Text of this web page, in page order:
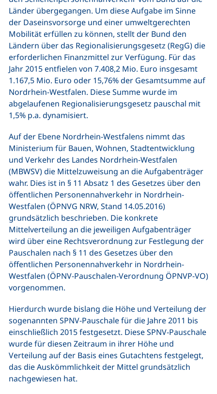
Länder übergegangen. Um diese Aufgabe im Sinne
der Daseinsvorsorge und einer umweltgerechten
Mobilität erfüllen zu können, stellt der Bund den
Ländern über das Regionalisierungsgesetz (RegG) die
erforderlichen Finanzmittel zur Verfügung. Für das
Jahr 2015 entfielen von 7.408,2 Mio. Euro insgesamt
1.167,5 Mio. Euro oder 15,76% der Gesamtsumme auf
Nordrhein-Westfalen. Diese Summe wurde im
abgelaufenen Regionalisierungsgesetz pauschal mit
1,5% p.a. dynamisiert.
Auf der Ebene Nordrhein-Westfalens nimmt das
Ministerium für Bauen, Wohnen, Stadtentwicklung
und Verkehr des Landes Nordrhein-Westfalen
(MBWSV) die Mittelzuweisung an die Aufgabenträger
wahr. Dies ist in § 11 Absatz 1 des Gesetzes über den
öffentlichen Personennahverkehr in Nordrhein-
Westfalen (ÖPNVG NRW, Stand 14.05.2016)
grundsätzlich beschrieben. Die konkrete
Mittelverteilung an die jeweiligen Aufgabenträger
wird über eine Rechtsverordnung zur Festlegung der
Pauschalen nach § 11 des Gesetzes über den
öffentlichen Personennahverkehr in Nordrhein-
Westfalen (ÖPNV-Pauschalen-Verordnung ÖPNVP-VO)
vorgenommen.
Hierdurch wurde bislang die Höhe und Verteilung der
sogenannten SPNV-Pauschale für die Jahre 2011 bis
einschließlich 2015 festgesetzt. Diese SPNV-Pauschale
wurde für diesen Zeitraum in ihrer Höhe und
Verteilung auf der Basis eines Gutachtens festgelegt,
das die Auskömmlichkeit der Mittel grundsätzlich
nachgewiesen hat.